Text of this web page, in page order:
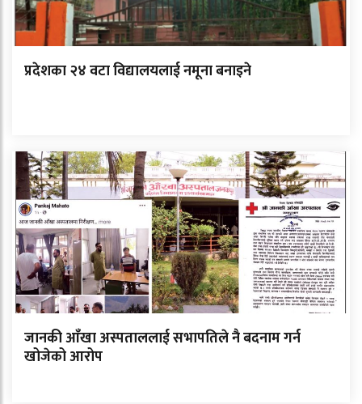
प्रदेशका २४ वटा विद्यालयलाई नमूना बनाइने
जानकी आँखा अस्पताललाई सभापतिले नै बदनाम गर्न
खोजेको आरोप